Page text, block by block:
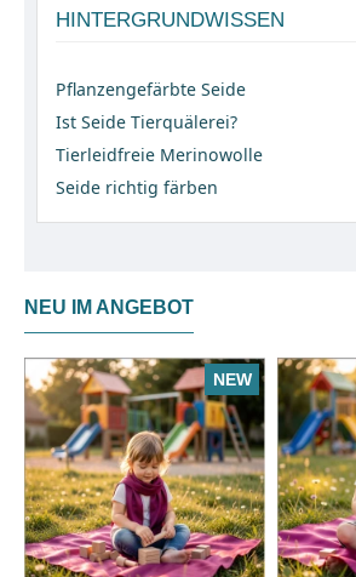
HINTERGRUNDWISSEN
Pflanzengefärbte Seide
Ist Seide Tierquälerei?
Tierleidfreie Merinowolle
Seide richtig färben
NEU IM ANGEBOT
NEW